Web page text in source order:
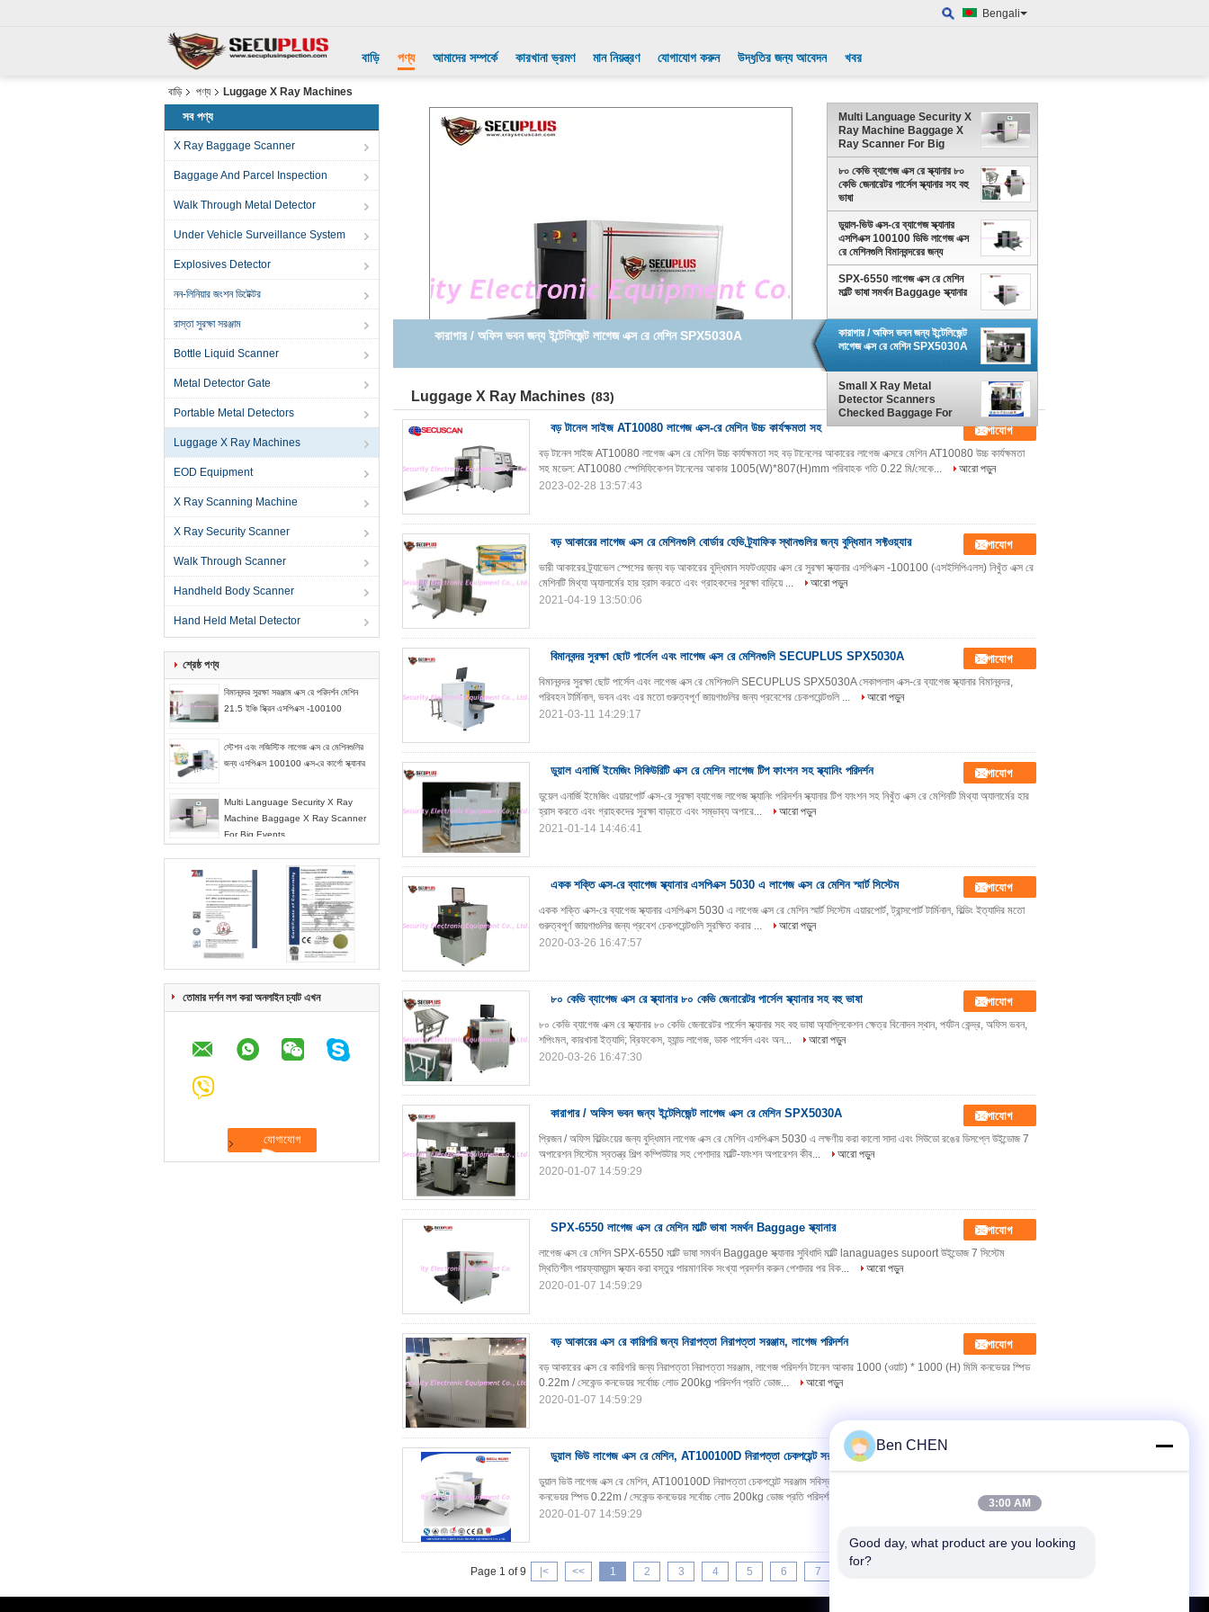
Bengali
বাড়ি পণ্য আমাদের সম্পর্কে কারখানা ভ্রমণ মান নিয়ন্ত্রণ যোগাযোগ করুন উদ্ধৃতির জন্য আবেদন খবর
বাড়ি পণ্য Luggage X Ray Machines
সব পণ্য
X Ray Baggage Scanner
Baggage And Parcel Inspection
Walk Through Metal Detector
Under Vehicle Surveillance System
Explosives Detector
নন-লিনিয়ার জংশন ডিটেক্টর
রাস্তা সুরক্ষা সরঞ্জাম
Bottle Liquid Scanner
Metal Detector Gate
Portable Metal Detectors
Luggage X Ray Machines
EOD Equipment
X Ray Scanning Machine
X Ray Security Scanner
Walk Through Scanner
Handheld Body Scanner
Hand Held Metal Detector
শ্রেষ্ঠ পণ্য
বিমানবন্দর সুরক্ষা সরঞ্জাম এক্স রে পরিদর্শন মেশিন
21.5 ইঞ্চি স্ক্রিন এসপিএক্স -100100
স্টেশন এবং লজিস্টিক লাগেজ এক্স রে মেশিনগুলির
জন্য এসপিএক্স 100100 এক্স-রে কার্গো স্ক্যানার
Multi Language Security X Ray
Machine Baggage X Ray Scanner
For Big Events
তোমার দর্শন লগ করা অনলাইন চ্যাট এখন
কারাগার / অফিস ভবন জন্য ইন্টেলিজেন্ট লাগেজ এক্স রে মেশিন SPX5030A
Multi Language Security X
Ray Machine Baggage X
Ray Scanner For Big
Events
৮০ কেভি ব্যাগেজ এক্স রে স্ক্যানার ৮০
কেভি জেনারেটর পার্সেল স্ক্যানার সহ বহু
ভাষা
ডুয়াল-ভিউ এক্স-রে ব্যাগেজ স্ক্যানার
এসপিএক্স 100100 ডিভি লাগেজ এক্স
রে মেশিনগুলি বিমানবন্দরের জন্য
SPX-6550 লাগেজ এক্স রে মেশিন
মাল্টি ভাষা সমর্থন Baggage স্ক্যানার
কারাগার / অফিস ভবন জন্য ইন্টেলিজেন্ট
লাগেজ এক্স রে মেশিন SPX5030A
Small X Ray Metal
Detector Scanners
Checked Baggage For
Bank , Multi Language
Luggage X Ray Machines (83)
বড় টানেল সাইজ AT10080 লাগেজ এক্স-রে মেশিন উচ্চ কার্যক্ষমতা সহ যোগাযোগ
বড় টানেল সাইজ AT10080 লাগেজ এক্স রে মেশিন উচ্চ কার্যক্ষমতা সহ বড় টানেলের আকারের লাগেজ এক্সরে মেশিন AT10080 উচ্চ কার্যক্ষমতা
সহ মডেল: AT10080 স্পেসিফিকেশন টানেলের আকার 1005(W)*807(H)mm পরিবাহক গতি 0.22 মি/সেকে...
আরো পড়ুন
2023-02-28 13:57:43
বড় আকারের লাগেজ এক্স রে মেশিনগুলি বোর্ডার হেভি ট্র্যাফিক স্থানগুলির জন্য বুদ্ধিমান সফ্টওয়্যার যোগাযোগ
ভারী আকারের ট্র্যাভেল স্পেসের জন্য বড় আকারের বুদ্ধিমান সফটওয়্যার এক্স রে সুরক্ষা স্ক্যানার এসপিএক্স -100100 (এসইসিপিএলস) নিখুঁত এক্স রে
মেশিনটি মিথ্যা অ্যালার্মের হার হ্রাস করতে এবং গ্রাহকদের সুরক্ষা বাড়িয়ে ...
আরো পড়ুন
2021-04-19 13:50:06
বিমানবন্দর সুরক্ষা ছোট পার্সেল এবং লাগেজ এক্স রে মেশিনগুলি SECUPLUS SPX5030A যোগাযোগ
বিমানবন্দর সুরক্ষা ছোট পার্সেল এবং লাগেজ এক্স রে মেশিনগুলি SECUPLUS SPX5030A সেকাপলাস এক্স-রে ব্যাগেজ স্ক্যানার বিমানবন্দর,
পরিবহন টার্মিনাল, ভবন এবং এর মতো গুরুত্বপূর্ণ জায়গাগুলির জন্য প্রবেশের চেকপয়েন্টগুলি ...
আরো পড়ুন
2021-03-11 14:29:17
ডুয়াল এনার্জি ইমেজিং সিকিউরিটি এক্স রে মেশিন লাগেজ টিপ ফাংশন সহ স্ক্যানিং পরিদর্শন যোগাযোগ
ডুয়েল এনার্জি ইমেজিং এয়ারপোর্ট এক্স-রে সুরক্ষা ব্যাগেজ লাগেজ স্ক্যানিং পরিদর্শন স্ক্যানার টিপ ফাংশন সহ নিখুঁত এক্স রে মেশিনটি মিথ্যা অ্যালার্মের হার
হ্রাস করতে এবং গ্রাহকদের সুরক্ষা বাড়াতে এবং সম্ভাব্য অপারে...
আরো পড়ুন
2021-01-14 14:46:41
একক শক্তি এক্স-রে ব্যাগেজ স্ক্যানার এসপিএক্স 5030 এ লাগেজ এক্স রে মেশিন স্মার্ট সিস্টেম যোগাযোগ
একক শক্তি এক্স-রে ব্যাগেজ স্ক্যানার এসপিএক্স 5030 এ লাগেজ এক্স রে মেশিন স্মার্ট সিস্টেম এয়ারপোর্ট, ট্রান্সপোর্ট টার্মিনাল, বিল্ডিং ইত্যাদির মতো
গুরুত্বপূর্ণ জায়গাগুলির জন্য প্রবেশ চেকপয়েন্টগুলি সুরক্ষিত করার ...
আরো পড়ুন
2020-03-26 16:47:57
৮০ কেভি ব্যাগেজ এক্স রে স্ক্যানার ৮০ কেভি জেনারেটর পার্সেল স্ক্যানার সহ বহু ভাষা যোগাযোগ
৮০ কেভি ব্যাগেজ এক্স রে স্ক্যানার ৮০ কেভি জেনারেটর পার্সেল স্ক্যানার সহ বহু ভাষা অ্যাপ্লিকেশন ক্ষেত্র বিনোদন স্থান, পর্যটন কেন্দ্র, অফিস ভবন,
শপিংমল, কারখানা ইত্যাদি; ব্রিফকেস, হ্যান্ড লাগেজ, ডাক পার্সেল এবং অন...
আরো পড়ুন
2020-03-26 16:47:30
কারাগার / অফিস ভবন জন্য ইন্টেলিজেন্ট লাগেজ এক্স রে মেশিন SPX5030A যোগাযোগ
প্রিজন / অফিস বিল্ডিংয়ের জন্য বুদ্ধিমান লাগেজ এক্স রে মেশিন এসপিএক্স 5030 এ লক্ষণীয় করা কালো সাদা এবং সিউডো রঙের ডিসপ্লে উইন্ডোজ 7
অপারেশন সিস্টেম স্বতন্ত্র শিল্প কম্পিউটার সহ পেশাদার মাল্টি-ফাংশন অপারেশন কীব...
আরো পড়ুন
2020-01-07 14:59:29
SPX-6550 লাগেজ এক্স রে মেশিন মাল্টি ভাষা সমর্থন Baggage স্ক্যানার যোগাযোগ
লাগেজ এক্স রে মেশিন SPX-6550 মাল্টি ভাষা সমর্থন Baggage স্ক্যানার সুবিধাদি মাল্টি lanaguages ​​supoort উইন্ডোজ 7 সিস্টেম
স্থিতিশীল পারফ্যাম্যান্স স্ক্যান করা বস্তুর পারমাণবিক সংখ্যা প্রদর্শন করুন পেশাদার পর বিক...
আরো পড়ুন
2020-01-07 14:59:29
বড় আকারের এক্স রে কারিগরি জন্য নিরাপত্তা নিরাপত্তা সরঞ্জাম, লাগেজ পরিদর্শন যোগাযোগ
বড় আকারের এক্স রে কারিগরি জন্য নিরাপত্তা নিরাপত্তা সরঞ্জাম, লাগেজ পরিদর্শন টানেল আকার 1000 (ওয়াট) * 1000 (H) মিমি কনভেয়র স্পিড
0.22m / সেকেন্ড কনভেয়র সর্বোচ্চ লোড 200kg পরিদর্শন প্রতি ডোজ...
আরো পড়ুন
2020-01-07 14:59:29
ডুয়াল ভিউ লাগেজ এক্স রে মেশিন, AT100100D নিরাপত্তা চেকপয়েন্ট সরঞ্জাম
ডুয়াল ভিউ লাগেজ এক্স রে মেশিন, AT100100D নিরাপত্তা চেকপয়েন্ট সরঞ্জাম সবিস্তার বিবরণী টানেল আকার 1000 (ওয়াট) * 1000 (H) মিমি
কনভেয়র স্পিড 0.22m / সেকেন্ড কনভেয়র সর্বোচ্চ লোড 200kg ডোজ প্রতি পরিদর্শন...
2020-01-07 14:59:29
Page 1 of 9 |< << 1 2 3 4 5 6 7
Ben CHEN
3:00 AM
Good day, what product are you looking
for?